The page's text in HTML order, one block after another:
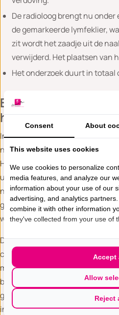
De radioloog brengt nu onder
de gemarkeerde lymfeklier,
zit wordt het zaadje uit de
verwijderd. Het plaatsen van
Het onderzoek duurt in
Belangrijk om
houden.
In sommige gevallen is het
niet mogelijk. Bijvoorbeeld
Heeft u een pacemaker of een
uw arts dan weten! Er zijn ook
niet mogelijk is om een
gevallen zal een draad als
worden.
De magnetische marker wordt
controle MRI-scan gehad heeft.
magneetje een verstoring in het
beoordeling van de beelden niet
gevaarlijk om een MRI te
in het lichaam. Een MRI-
Consent About
This website uses cookies
We use cookies to personalize
media features, and analyze our
information about your use of our
advertising, and analytics
combine it with other information
they've collected from your use of
Reject
Allow
Accept